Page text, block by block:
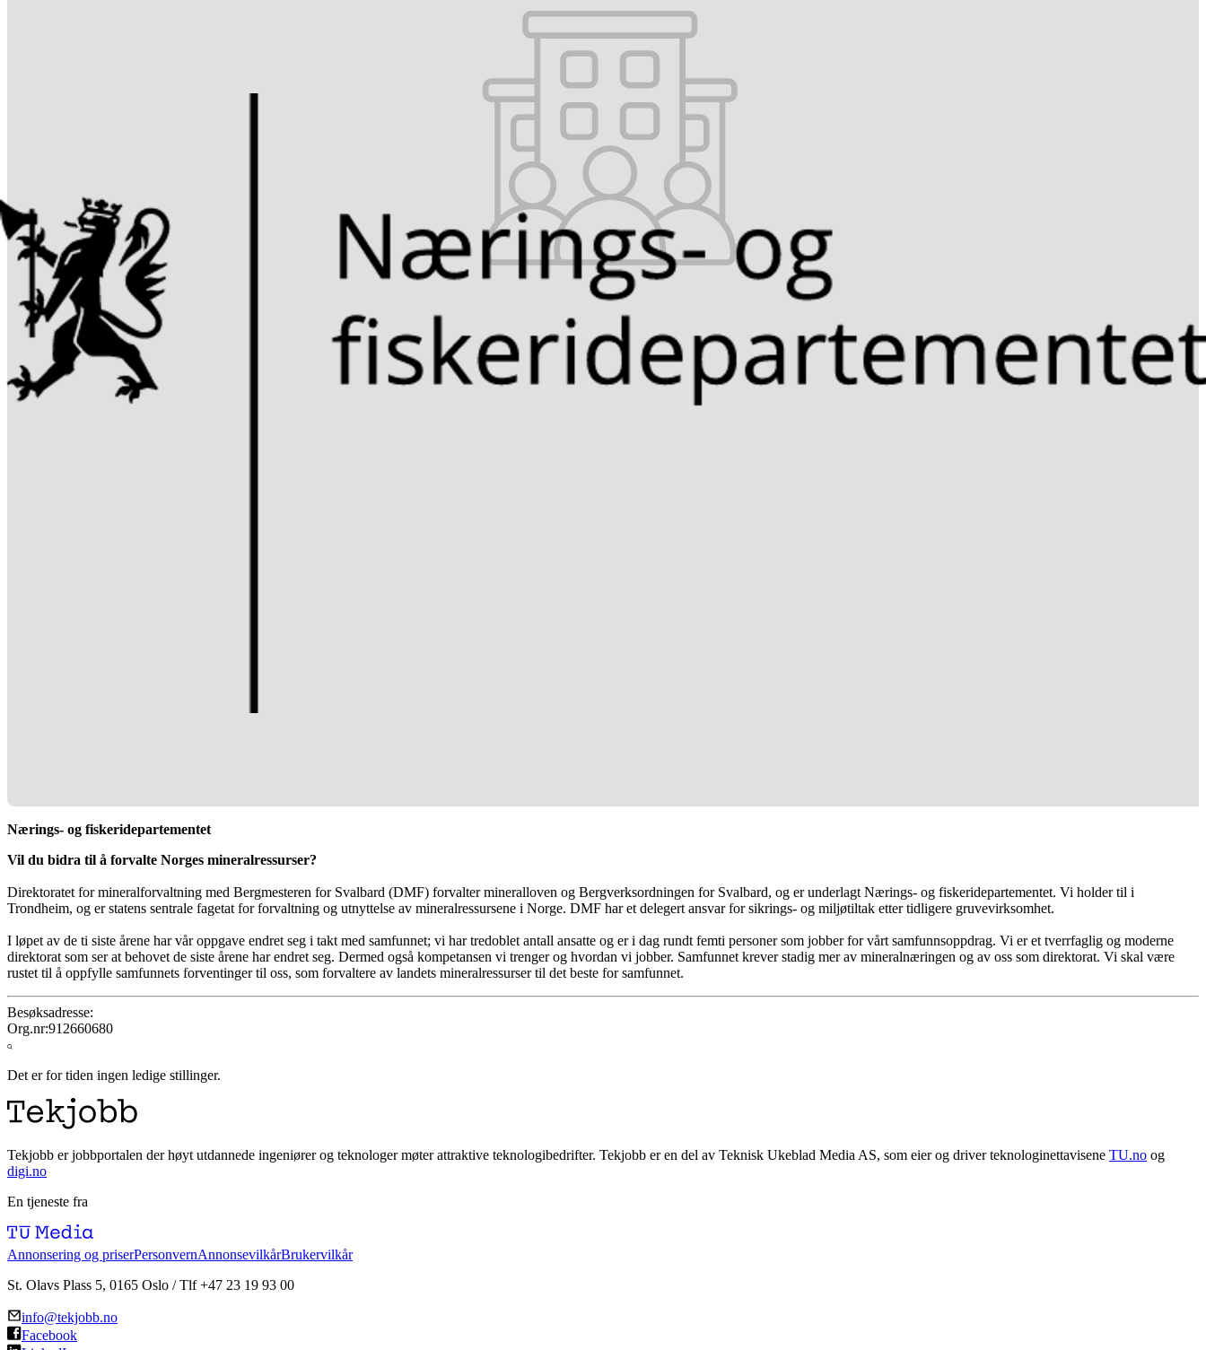
Nærings- og fiskeridepartementet
Vil du bidra til å forvalte Norges mineralressurser?
Direktoratet for mineralforvaltning med Bergmesteren for Svalbard (DMF) forvalter mineralloven og Bergverksordningen for Svalbard, og er underlagt Nærings- og fiskeridepartementet. Vi holder til i
Trondheim, og er statens sentrale fagetat for forvaltning og utnyttelse av mineralressursene i Norge. DMF har et delegert ansvar for sikrings- og miljøtiltak etter tidligere gruvevirksomhet.
I løpet av de ti siste årene har vår oppgave endret seg i takt med samfunnet; vi har tredoblet antall ansatte og er i dag rundt femti personer som jobber for vårt samfunnsoppdrag. Vi er et tverrfaglig og moderne
direktorat som ser at behovet de siste årene har endret seg. Dermed også kompetansen vi trenger og hvordan vi jobber. Samfunnet krever stadig mer av mineralnæringen og av oss som direktorat. Vi skal være
rustet til å oppfylle samfunnets forventinger til oss, som forvaltere av landets mineralressurser til det beste for samfunnet.
Besøksadresse:
Org.nr:912660680
Det er for tiden ingen ledige stillinger.
Tekjobb er jobbportalen der høyt utdannede ingeniører og teknologer møter attraktive teknologibedrifter. Tekjobb er en del av Teknisk Ukeblad Media AS, som eier og driver teknologinettavisene TU.no og
digi.no
En tjeneste fra
Annonsering og priserPersonvernAnnonsevilkårBrukervilkår
St. Olavs Plass 5, 0165 Oslo / Tlf +47 23 19 93 00
info@tekjobb.no
Facebook